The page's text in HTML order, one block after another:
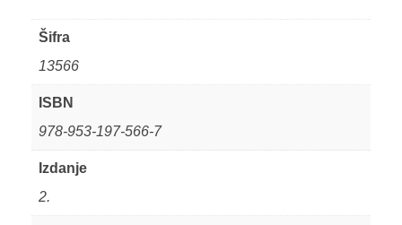
Šifra
13566
ISBN
978-953-197-566-7
Izdanje
2.